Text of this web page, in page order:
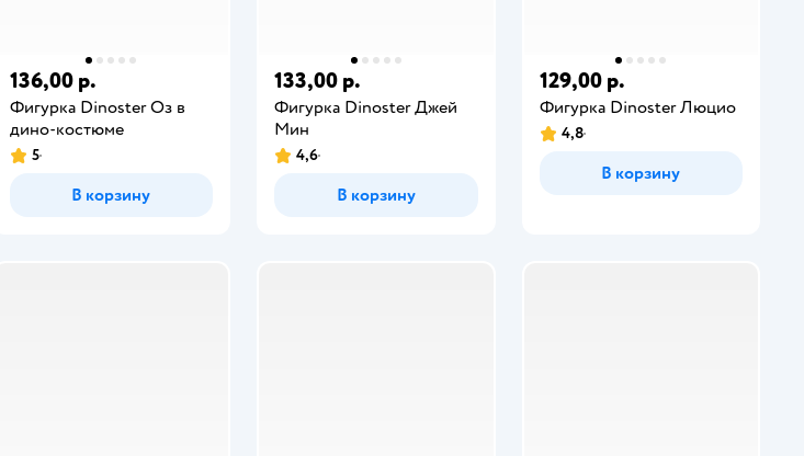
136,00 р.
Фигурка Dinoster Оз в
дино-костюме
5
В корзину
133,00 р.
Фигурка Dinoster Джей
Мин
4,6
В корзину
129,00 р.
Фигурка Dinoster Люцио
4,8
В корзину